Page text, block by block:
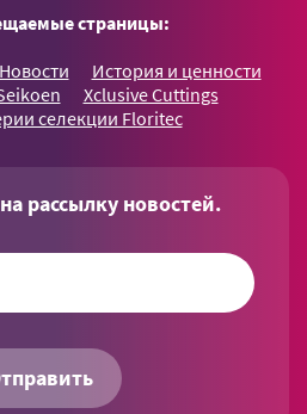
страницы:
Новости
История и ценности
Xclusive Cuttings
селекции Floritec
рассылку новостей.